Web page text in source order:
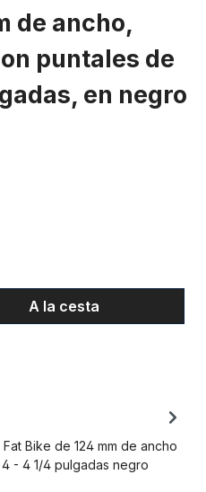
de ancho,
puntales de
en negro
estrellas
introduce la
A la cesta
Bike de 124 mm de ancho
- 4 1/4 pulgadas negro